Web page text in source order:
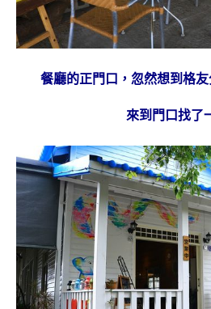
餐廳的正門口，忽然想到格友
來到門口找了